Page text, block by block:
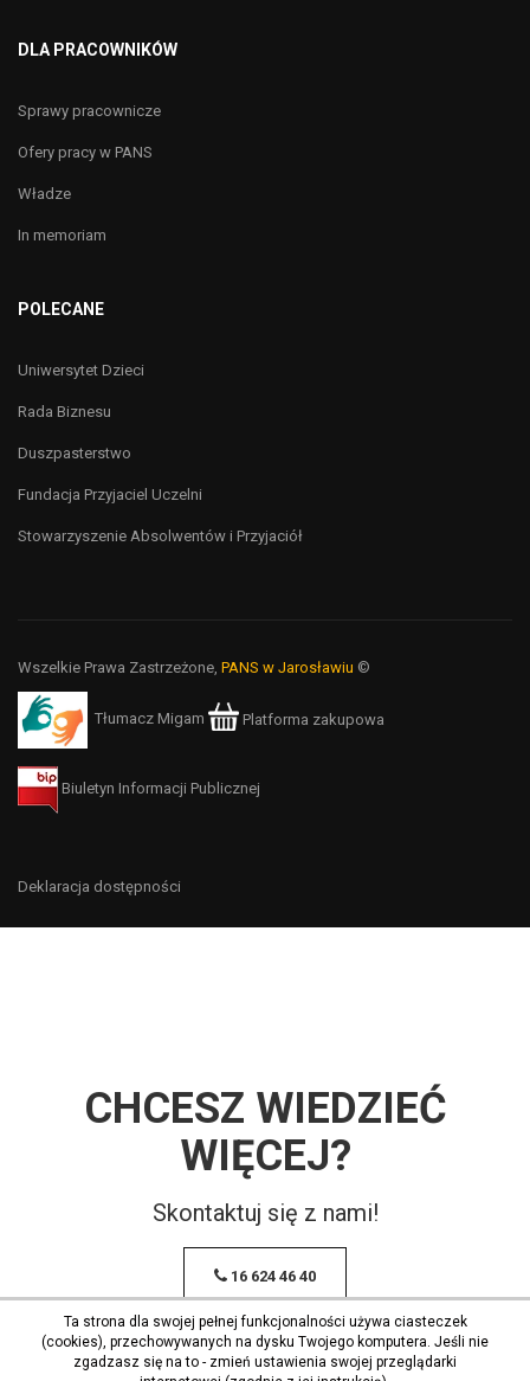
DLA PRACOWNIKÓW
Sprawy pracownicze
Ofery pracy w PANS
Władze
In memoriam
POLECANE
Uniwersytet Dzieci
Rada Biznesu
Duszpasterstwo
Fundacja Przyjaciel Uczelni
Stowarzyszenie Absolwentów i Przyjaciół
Wszelkie Prawa Zastrzeżone, PANS w Jarosławiu ©
Tłumacz Migam Platforma zakupowa
Biuletyn Informacji Publicznej
Deklaracja dostępności
CHCESZ WIEDZIEĆ
WIĘCEJ?
Skontaktuj się z nami!
16 624 46 40
Ta strona dla swojej pełnej funkcjonalności używa ciasteczek
(cookies), przechowywanych na dysku Twojego komputera. Jeśli nie
zgadzasz się na to - zmień ustawienia swojej przeglądarki